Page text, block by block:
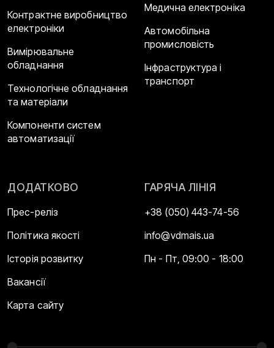
Контрактне виробництво
електроніки
Вимірювальне
обладнання
Технологічне обладнання
та матеріали
Компоненти систем
автоматизації
Медична електроніка
Автомобільна
промисловість
Інфраструктура і
транспорт
ДОДАТКОВО
Прес-реліз
Політика якості
Історія розвитку
Вакансії
Карта сайту
ГАРЯЧА ЛІНІЯ
+38 (050) 443-74-56
info@vdmais.ua
Пн - Пт, 09:00 - 18:00